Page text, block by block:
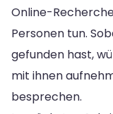
Online-
Personen tun.
gefunden hast,
mit ihnen
besprechen.